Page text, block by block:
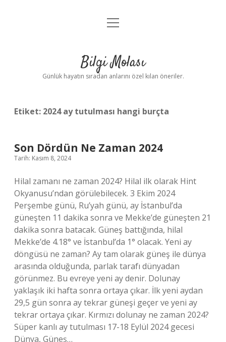
Anasayfa
Yasal Uyarı
menüyü
Bilgi Molası
Günlük hayatın sıradan anlarını özel kılan öneriler.
Etiket: 2024 ay tutulması hangi burçta
Son Dördün Ne Zaman 2024
Tarih: Kasım 8, 2024
Hilal zamanı ne zaman 2024? Hilal ilk olarak Hint
Okyanusu’ndan görülebilecek. 3 Ekim 2024
Perşembe günü, Ru’yah günü, ay İstanbul’da
güneşten 11 dakika sonra ve Mekke’de güneşten 21
dakika sonra batacak. Güneş battığında, hilal
Mekke’de 4.18° ve İstanbul’da 1° olacak. Yeni ay
döngüsü ne zaman? Ay tam olarak güneş ile dünya
arasında olduğunda, parlak tarafı dünyadan
görünmez. Bu evreye yeni ay denir. Dolunay
yaklaşık iki hafta sonra ortaya çıkar. İlk yeni aydan
29,5 gün sonra ay tekrar güneşi geçer ve yeni ay
tekrar ortaya çıkar. Kırmızı dolunay ne zaman 2024?
Süper kanlı ay tutulması 17-18 Eylül 2024 gecesi
Dünya, Güneş…